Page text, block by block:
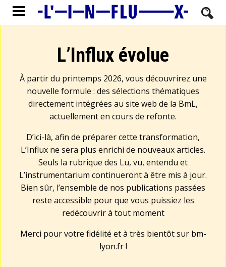
L’Influx évolue
À partir du printemps 2026, vous découvrirez une
nouvelle formule : des sélections thématiques
directement intégrées au site web de la BmL,
actuellement en cours de refonte.
D’ici-là, afin de préparer cette transformation,
L’Influx ne sera plus enrichi de nouveaux articles.
Seuls la rubrique des Lu, vu, entendu et
L’instrumentarium continueront à être mis à jour.
Bien sûr, l’ensemble de nos publications passées
reste accessible pour que vous puissiez les
redécouvrir à tout moment
Merci pour votre fidélité et à très bientôt sur bm-
lyon.fr!